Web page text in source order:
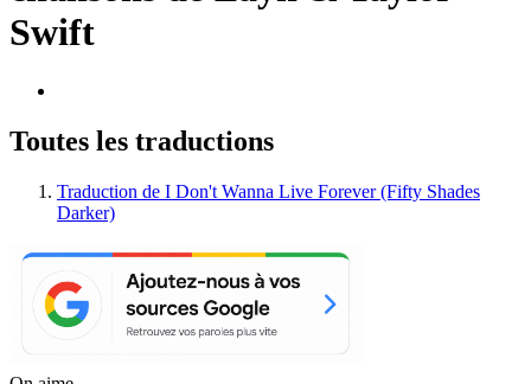
Swift
Toutes les traductions
Traduction de I Don't Wanna Live Forever (Fifty Shades
Darker)